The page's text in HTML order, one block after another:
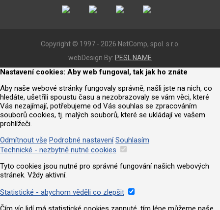
Copyright © 1997 - 2026 NetComp, spol. s r.o.
webDesign By: PESL.NAME
Nastavení cookies: Aby web fungoval, tak jak ho znáte
Aby naše webové stránky fungovaly správně, našli jste na nich, co
hledáte, ušetřili spoustu času a nezobrazovaly se vám věci, které
Vás nezajímají, potřebujeme od Vás souhlas se zpracováním
souborů cookies, tj. malých souborů, které se ukládají ve vašem
prohlížeči.
Odmítnout vše Podrobné nastavení Souhlasím
Technické - nezbytně nutné cookies
Tyto cookies jsou nutné pro správné fungování našich webových
stránek. Vždy aktivní.
Statistické - abychom věděli co zlepšit